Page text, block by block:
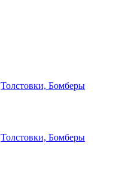
Толстовки, Бомберы
Толстовки, Бомберы